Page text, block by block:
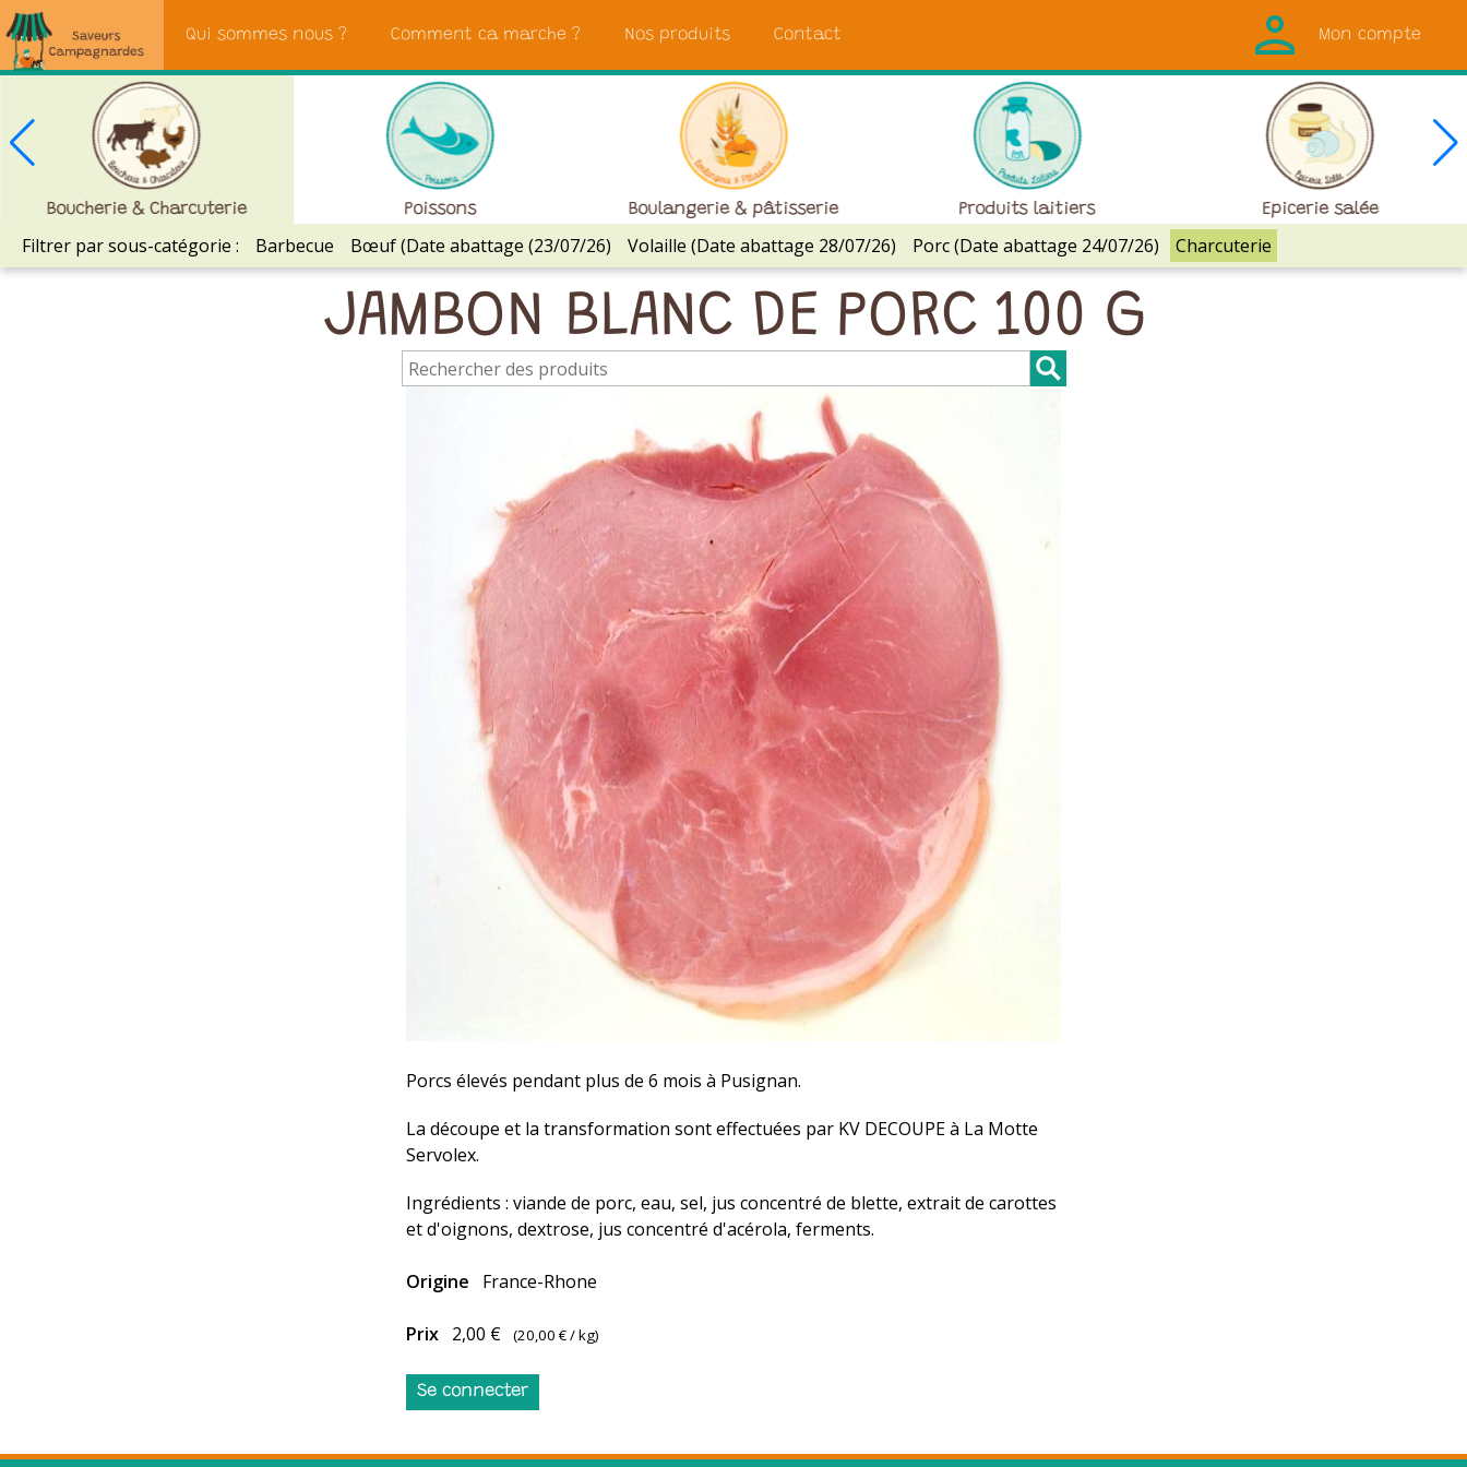
Campagnardes
Qui sommes nous ? Comment ca marche ? Nos produits Contact Mon compte
Boucherie & Charcuterie Poissons Boulangerie & pâtisserie Produits laitiers Epicerie salée
Filtrer par sous-catégorie : Barbecue Bœuf (Date abattage (23/07/26) Volaille (Date abattage 28/07/26) Porc (Date abattage 24/07/26) Charcuterie
JAMBON BLANC DE PORC 100 G
Porcs élevés pendant plus de 6 mois à Pusignan.
La découpe et la transformation sont effectuées par KV DECOUPE à La Motte
Servolex.
Ingrédients : viande de porc, eau, sel, jus concentré de blette, extrait de carottes
et d'oignons, dextrose, jus concentré d'acérola, ferments.
Origine France-Rhone
Prix 2,00 € (20,00 €/ kg)
Se connecter